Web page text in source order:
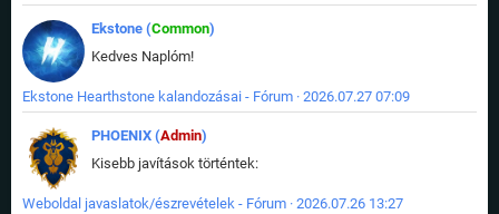
Ekstone (Common)
Kedves Naplóm!
Ekstone Hearthstone kalandozásai - Fórum · 2026.07.27 07:09
PHOENIX (Admin)
Kisebb javítások történtek:
Weboldal javaslatok/észrevételek - Fórum · 2026.07.26 13:27